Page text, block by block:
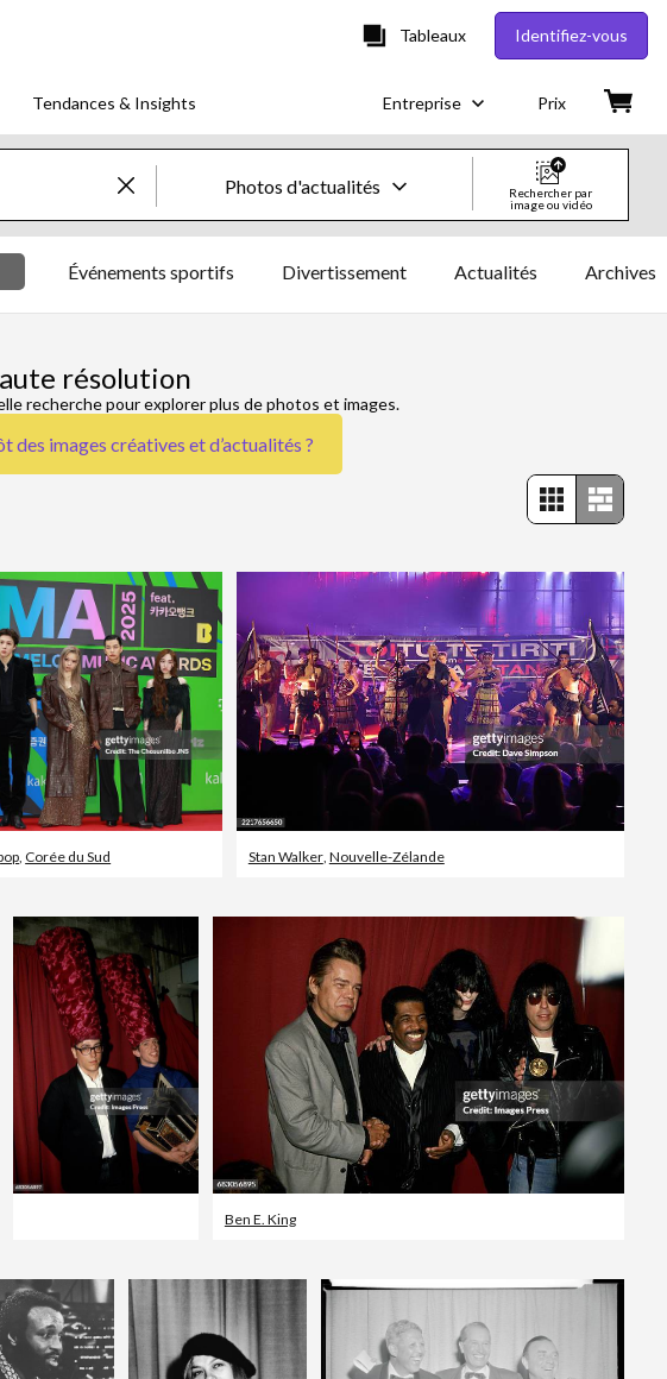
Tableaux Identifiez-vous
Tendances & Insights Entreprise Prix
Photos d'actualités
Photos d'actualités
Vidéos
Rechercher par
image ou vidéo
Événements sportifs Divertissement Actualités Archives
résolution
recherche pour explorer plus de photos et images.
des images créatives et d’actualités ?
Corée du Sud Stan Walker, Nouvelle-Zélande
Ben E. King